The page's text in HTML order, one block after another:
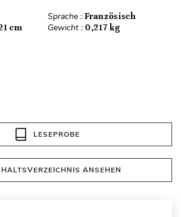
Sprache : Französisch
cm Gewicht : 0,217 kg
LESEPROBE
ANSEHEN